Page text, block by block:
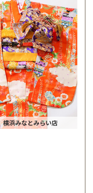
横浜みなとみらい店